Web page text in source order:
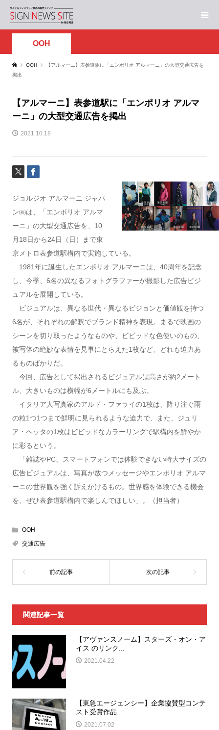
OOH
OOH
【アルマーニ】表参道駅に「エンポリオ アルマーニ」の大型交通広告を
掲出
【アルマーニ】表参道駅に「エンポリオ アルマ
ーニ」の大型交通広告を掲出
2021.10.18
ジョルジオ アルマーニ ジャパ
ン㈱は、「エンポリオ アルマ
ーニ」の大型交通広告を、10
月18日から24日（日）まで東
京メトロ表参道駅構内で実施している。
1981年に誕生したエンポリオ アルマーニは、40周年を記念
し、今季、6名の異なるフォトグラファーが撮影した広告ビジ
ュアルを展開している。
ビジュアルは、異なる世代・異なるビジョンと価値観を持つ
6名が、それぞれの解釈でブランド精神を表現。まるで映画の
シーンを切り取ったようなものや、ビビッドな色使いのもの、
被写体の絶妙な表情を見事にとらえた1枚など、どれも迫力あ
るものばかりだ。
今回、広告として掲出されるビジュアルは高さが約2メート
ル、大きいものは横幅が6メートルにも及ぶ。
イタリア人写真家のアルド・ファライの1枚は、降り注ぐ雨
の粒1つ1つまで鮮明に見られるような迫力で、また、ジュリ
ア・ヘッタの1枚はビビッドなカラーリングで駅構内を鮮やか
に彩るという。
「雑誌やPC、スマートフォンでは体験できない特大サイズの
広告ビジュアルは、写真が放つメッセージやエンポリオ アルマ
ーニの世界観を強く訴えかけるもの。世界感を体験できる機会
を、ぜひ表参道駅構内で楽しんでほしい」。（担当者）
OOH
交通広告
関連記事一覧
【アヴァンスノーム】スターズ・オン・ア
イス のリンク...
2021.04.22
【東急エージェンシー】企業協賛型コンテ
スト受賞作品...
2021.07.02